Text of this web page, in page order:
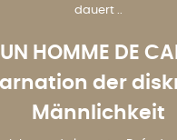
dauert ..
UN HOMME DE
der
Männlichkeit